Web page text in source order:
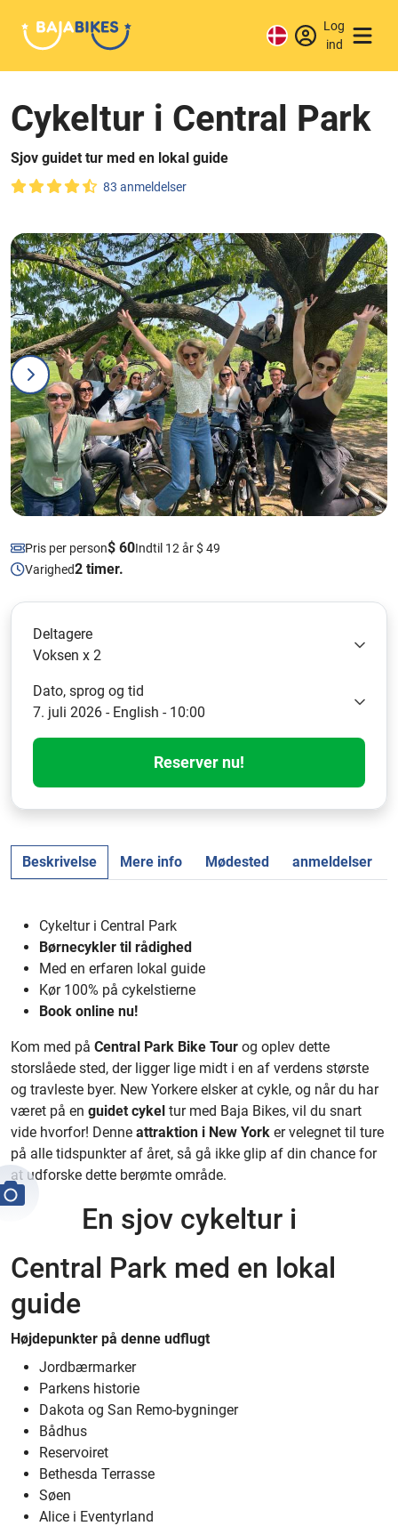
Log
ind
Cykeltur i Central Park
Sjov guidet tur med en lokal guide
83 anmeldelser
Pris per person$ 60Indtil 12 år $ 49
Varighed2 timer.
Deltagere
Voksen x 2
Dato, sprog og tid
7. juli 2026 - English - 10:00
Reserver nu!
Beskrivelse Mere info Mødested anmeldelser
Cykeltur i Central Park
Børnecykler til rådighed
Med en erfaren lokal guide
Kør 100% på cykelstierne
Book online nu!
Kom med på Central Park Bike Tour og oplev dette
storslåede sted, der ligger lige midt i en af verdens største
og travleste byer. New Yorkere elsker at cykle, og når du har
været på en guidet cykel tur med Baja Bikes, vil du snart
vide hvorfor! Denne attraktion i New York er velegnet til ture
på alle tidspunkter af året, så gå ikke glip af din chance for
at udforske dette berømte område.
En sjov cykeltur i
Central Park med en lokal
guide
Højdepunkter på denne udflugt
Jordbærmarker
Parkens historie
Dakota og San Remo-bygninger
Bådhus
Reservoiret
Bethesda Terrasse
Søen
Alice i Eventyrland